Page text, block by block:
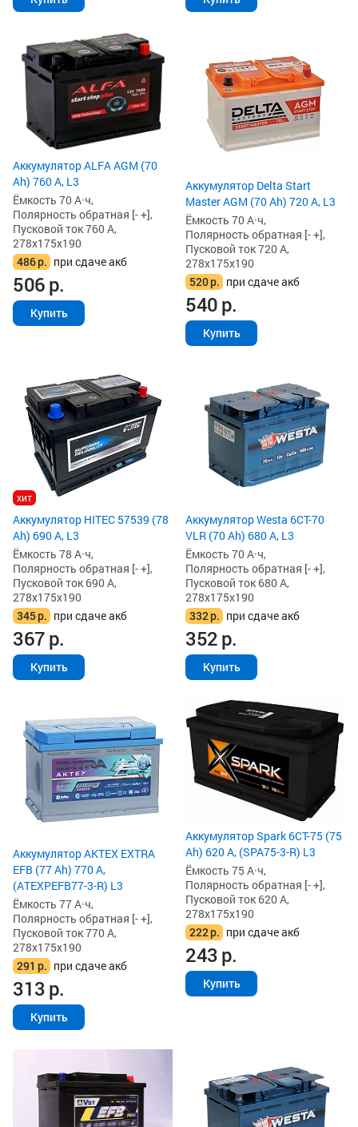
Аккумулятор ALFA AGM (70
Ah) 760 А, L3
Ёмкость 70 А·ч,
Полярность обратная [- +],
Пусковой ток 760 А,
278x175x190
486р. при сдаче акб
506р.
Купить
Аккумулятор Delta Start
Master AGM (70 Ah) 720 А, L3
Ёмкость 70 А·ч,
Полярность обратная [- +],
Пусковой ток 720 А,
278x175x190
520р. при сдаче акб
540р.
Купить
хит
Аккумулятор HITEC 57539 (78
Ah) 690 А, L3
Ёмкость 78 А·ч,
Полярность обратная [- +],
Пусковой ток 690 А,
278x175x190
345р. при сдаче акб
367р.
Купить
Аккумулятор Westa 6СТ-70
VLR (70 Ah) 680 А, L3
Ёмкость 70 А·ч,
Полярность обратная [- +],
Пусковой ток 680 А,
278x175x190
332р. при сдаче акб
352р.
Купить
Аккумулятор AKTEX EXTRA
EFB (77 Ah) 770 А,
(ATEXPEFB77-3-R) L3
Ёмкость 77 А·ч,
Полярность обратная [- +],
Пусковой ток 770 А,
278x175x190
291 р. при сдаче акб
313р.
Купить
Аккумулятор Spark 6СТ-75 (75
Ah) 620 А, (SPA75-3-R) L3
Ёмкость 75 А·ч,
Полярность обратная [- +],
Пусковой ток 620 А,
278x175x190
222р. при сдаче акб
243р.
Купить